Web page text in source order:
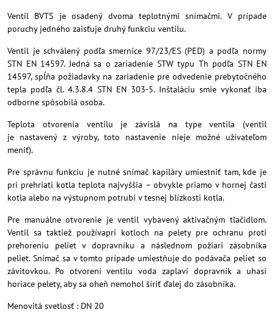
Ventil BVTS je osadený dvoma teplotnými snímačmi. V prípade
poruchy jedného zaisťuje druhý funkciu ventilu.
Ventil je schválený podľa smernice 97/23/ES (PED) a podľa normy
STN EN 14597. Jedná sa o zariadenie STW typu Th podľa STN EN
14597, spĺňa požiadavky na zariadenie pre odvedenie prebytočného
tepla podľa čl. 4.3.8.4 STN EN 303-5. Inštaláciu smie vykonať iba
odborne spôsobilá osoba.
Teplota otvorenia ventilu je závislá na type ventila (ventil
je nastavený z výroby, toto nastavenie nieje možné užívateľom
meniť).
Pre správnu funkciu je nutné snímač kapiláry umiestniť tam, kde je
pri prehriati kotla teplota najvyššia – obvykle priamo v hornej časti
kotla alebo na výstupnom potrubí v tesnej blízkosti kotla.
Pre manuálne otvorenie je ventil vybavený aktivačným tlačidlom.
Ventil sa taktiež používapri kotloch na pelety pre ochranu proti
prehoreniu peliet v dopravníku a následnom požiari zásobníka
peliet. Snímač sa v tomto prípade umiestňuje do podávača peliet so
závitovkou. Po otvorení ventilu voda zaplaví dopravník a uhasí
horiace pelety, aby sa oheň nemohol šíriť ďalej do zásobníka.
Menovitá svetlosť : DN 20